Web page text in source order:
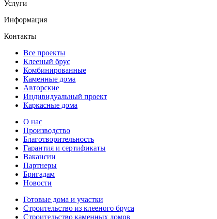
Услуги
Информация
Контакты
Все проекты
Клееный брус
Комбинированные
Каменные дома
Авторские
Индивидуальный проект
Каркасные дома
О нас
Производство
Благотворительность
Гарантия и сертификаты
Вакансии
Партнеры
Бригадам
Новости
Готовые дома и участки
Строительство из клееного бруса
Строительство каменных домов